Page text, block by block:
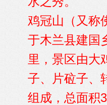
鸡冠山（又称
于木兰县建国
里，景区由大
子、片砬子、
组成，总面积